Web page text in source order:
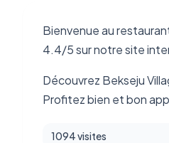
Bienvenue au
4.4/5 sur notre site
Découvrez Bekseju
Profitez bien et bon
1094 visites